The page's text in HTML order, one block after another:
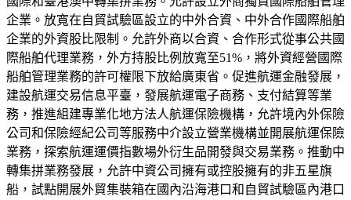
企業。放寬在自貿試驗區設立的中外合資、中外合作國際船舶
企業的外資股比限制。允許外商以合資、合作形式從事公共國
際船舶代理業務，外方持股比例放寬至51%，將外資經營國際
船舶管理業務的許可權限下放給廣東省。促進航運金融發展，
建設航運交易信息平臺，發展航運電子商務、支付結算等業
務，推進組建專業化地方法人航運保險機構，允許境內外保險
公司和保險經紀公司等服務中介設立營業機構並開展航運保險
業務，探索航運運價指數場外衍生品開發與交易業務。推動中
轉集拼業務發展，允許中資公司擁有或控股擁有的非五星旗
船，試點開展外貿集裝箱在國內沿海港口和自貿試驗區內港口